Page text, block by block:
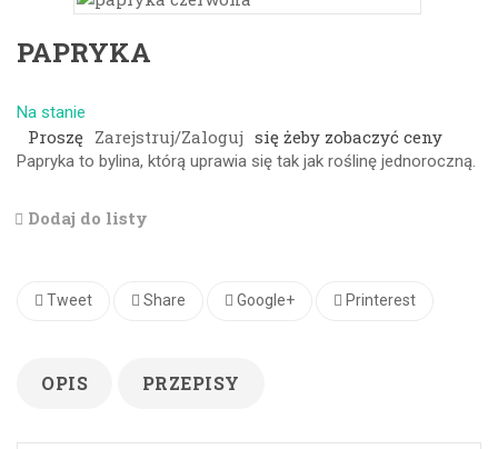
PAPRYKA
Na stanie
Proszę Zarejstruj/Zaloguj się żeby zobaczyć ceny
Papryka to bylina, którą uprawia się tak jak roślinę jednoroczną.
Dodaj do listy
Tweet Share Google+ Printerest
OPIS PRZEPISY